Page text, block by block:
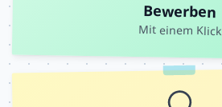
Bewerben
Mit einem Klick